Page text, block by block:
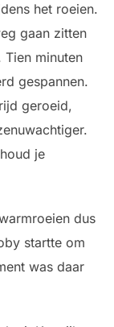
het roeien.
gaan zitten
minuten
gespannen.
geroeid,
je
dus
startte om
was daar